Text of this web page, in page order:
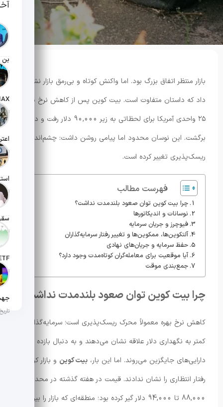
تاریخ
تاریخ
تاریخ
تاریخ
تاریخ
تاریخ
تاریخ
بازار منتظر اتفاق بزرگ بود. اما واکنش کوتاه و بی‌رمق بازار نشان
داد که داستان متفاوت است. بیت کوین پس از کاهش نرخ بهره
۲۵ واحدی آمریکا برای لحظاتی به زیر 90,000 دلار رفت و دوباره
برگشت. این نوسان محدود اما پیامی روشن داشت: چشم‌انداز
ریسک‌پذیری تغییر کرده است.
فهرست مطالب
چرا بیت کوین توان صعود بلندمدت نداشت؟
نوسانات و اندیکاتورها
فیوچرز و جریان سرمایه
آلتکوین‌ها، ممکوین‌ها و تغییر رفتار سرمایه‌گذاران
حفظ سرمایه و جریان‌های نهادی
آیا موقعیت برای معامله‌گران کوتاه‌مدت وجود دارد؟
جمع‌بندی موقت
چرا بیت کوین توان صعود بلندمدت نداشت؟
کاهش نرخ بهره معمولاً محرک ریسک‌پذیری است؛ سرمایه‌گذاران
کمتر به نگهداری دلار علاقه نشان می‌دهند و به دنبال بازده در
دارایی‌های جایگزین می‌روند. اما این بار، بیت کوین و بازار کریپتو
رفتار انتظاری را نشان ندادند. قیمت در هفته گذشته در محدوده
88,000 تا 94,000 دلار گیر کرده بود؛ منطقه‌ای که بازار را بین